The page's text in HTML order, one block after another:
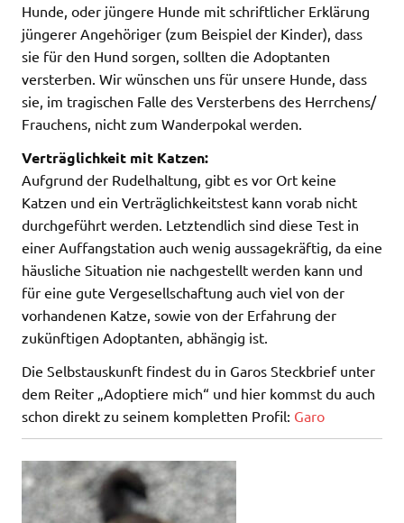
Hunde, oder jüngere Hunde mit schriftlicher Erklärung
jüngerer Angehöriger (zum Beispiel der Kinder), dass
sie für den Hund sorgen, sollten die Adoptanten
versterben. Wir wünschen uns für unsere Hunde, dass
sie, im tragischen Falle des Versterbens des Herrchens/
Frauchens, nicht zum Wanderpokal werden.
Verträglichkeit mit Katzen:
Aufgrund der Rudelhaltung, gibt es vor Ort keine
Katzen und ein Verträglichkeitstest kann vorab nicht
durchgeführt werden. Letztendlich sind diese Test in
einer Auffangstation auch wenig aussagekräftig, da eine
häusliche Situation nie nachgestellt werden kann und
für eine gute Vergesellschaftung auch viel von der
vorhandenen Katze, sowie von der Erfahrung der
zukünftigen Adoptanten, abhängig ist.
Die Selbstauskunft findest du in Garos Steckbrief unter
dem Reiter „Adoptiere mich“ und hier kommst du auch
schon direkt zu seinem kompletten Profil: Garo